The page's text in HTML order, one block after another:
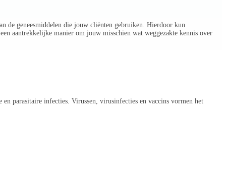
de geneesmiddelen die jouw cliënten gebruiken. Hierdoor kun
aantrekkelijke manier om jouw misschien wat weggezakte kennis over
parasitaire infecties. Virussen, virusinfecties en vaccins vormen het